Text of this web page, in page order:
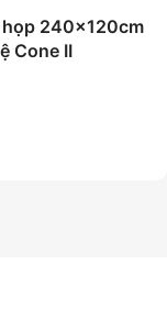
họp 240x120cm
Cone II